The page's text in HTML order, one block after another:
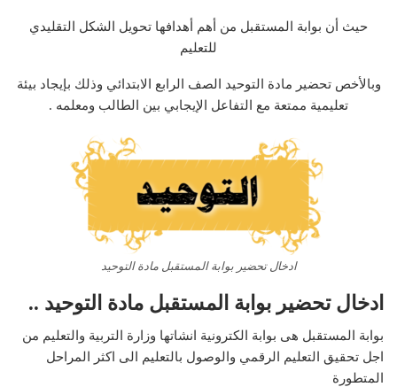
حيث أن بوابة المستقبل من أهم أهدافها تحويل الشكل التقليدي
للتعليم
وبالأخص تحضير مادة التوحيد الصف الرابع الابتدائي وذلك بإيجاد بيئة
تعليمية ممتعة مع التفاعل الإيجابي بين الطالب ومعلمه .
ادخال تحضير بوابة المستقبل مادة التوحيد
ادخال تحضير بوابة المستقبل مادة التوحيد ..
بوابة المستقبل هى بوابة الكترونية انشاتها وزارة التربية والتعليم من
اجل تحقيق التعليم الرقمي والوصول بالتعليم الى اكثر المراحل
المتطورة